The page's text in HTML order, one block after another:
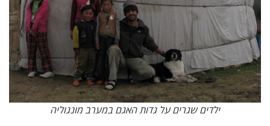
ילדים שגרים על גדות האגם במערב מונגוליה